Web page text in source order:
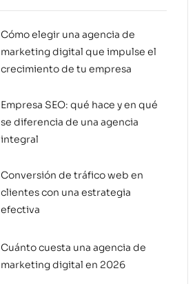
Cómo elegir una agencia de
marketing digital que impulse el
crecimiento de tu empresa
Empresa SEO: qué hace y en qué
se diferencia de una agencia
integral
Conversión de tráfico web en
clientes con una estrategia
efectiva
Cuánto cuesta una agencia de
marketing digital en 2026